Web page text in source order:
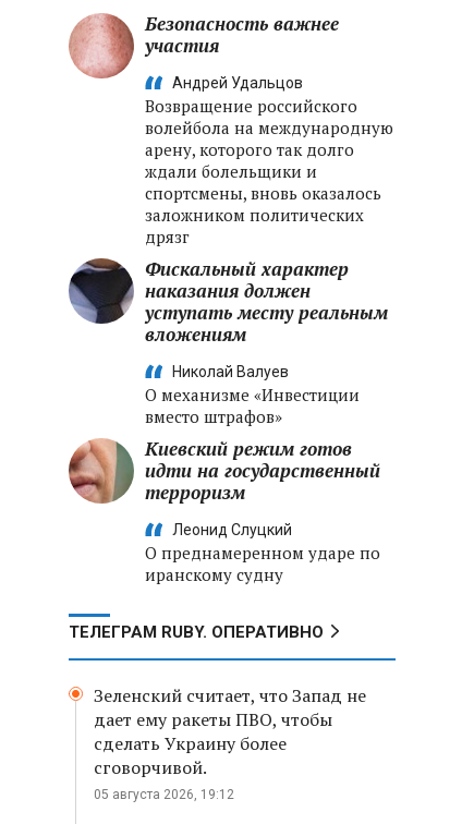
Безопасность важнее
участия
Андрей Удальцов
Возвращение российского
волейбола на международную
арену, которого так долго
ждали болельщики и
спортсмены, вновь оказалось
заложником политических
дрязг
Фискальный характер
наказания должен
уступать месту реальным
вложениям
Николай Валуев
О механизме «Инвестиции
вместо штрафов»
Киевский режим готов
идти на государственный
терроризм
Леонид Слуцкий
О преднамеренном ударе по
иранскому судну
ТЕЛЕГРАМ RUBY. ОПЕРАТИВНО
Зеленский считает, что Запад не
дает ему ракеты ПВО, чтобы
сделать Украину более
сговорчивой.
05 августа 2026, 19:12